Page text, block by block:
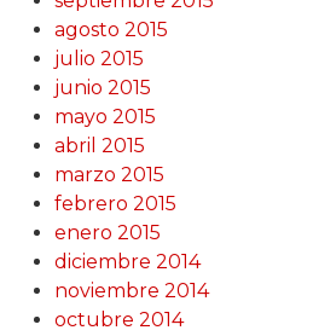
agosto 2015
julio 2015
junio 2015
mayo 2015
abril 2015
marzo 2015
febrero 2015
enero 2015
diciembre 2014
noviembre 2014
octubre 2014